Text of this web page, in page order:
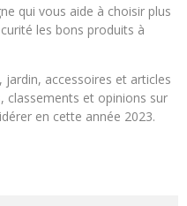
qui vous aide à choisir plus
les bons produits à
accessoires et articles
classements et opinions sur
en cette année 2023.